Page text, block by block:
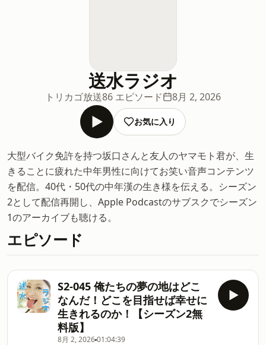
送水ラジオ
トリカゴ放送86 エピソード 8月 2, 2026
お気に入り
大型バイク免許を持つ坂口さんと友人のヤマモト君が、生
きることに疲れた中年男性に向けてお笑い音声コンテンツ
を配信。40代・50代の中年漢の生き様を伝える。シーズン
2として配信再開し、Apple Podcastのサブスクでシーズン
1のアーカイブも聴ける。
エピソード
S2-045 俺たちの夢の地はどこ
なんだ！どこを目指せば幸せに
生きれるのか！【シーズン2無
料版】
8月 2, 202601:04:39